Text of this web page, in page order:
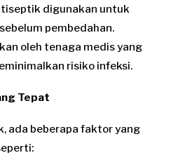
digunakan untuk
pembedahan.
oleh tenaga medis yang
risiko infeksi.
Tepat
ada beberapa faktor yang